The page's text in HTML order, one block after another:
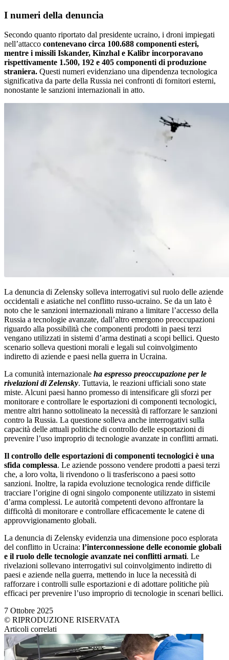
I numeri della denuncia
Secondo quanto riportato dal presidente ucraino, i droni impiegati
nell’attacco contenevano circa 100.688 componenti esteri,
mentre i missili Iskander, Kinzhal e Kalibr incorporavano
rispettivamente 1.500, 192 e 405 componenti di produzione
straniera. Questi numeri evidenziano una dipendenza tecnologica
significativa da parte della Russia nei confronti di fornitori esterni,
nonostante le sanzioni internazionali in atto.
La denuncia di Zelensky solleva interrogativi sul ruolo delle aziende
occidentali e asiatiche nel conflitto russo-ucraino. Se da un lato è
noto che le sanzioni internazionali mirano a limitare l’accesso della
Russia a tecnologie avanzate, dall’altro emergono preoccupazioni
riguardo alla possibilità che componenti prodotti in paesi terzi
vengano utilizzati in sistemi d’arma destinati a scopi bellici. Questo
scenario solleva questioni morali e legali sul coinvolgimento
indiretto di aziende e paesi nella guerra in Ucraina.
La comunità internazionale ha espresso preoccupazione per le
rivelazioni di Zelensky. Tuttavia, le reazioni ufficiali sono state
miste. Alcuni paesi hanno promesso di intensificare gli sforzi per
monitorare e controllare le esportazioni di componenti tecnologici,
mentre altri hanno sottolineato la necessità di rafforzare le sanzioni
contro la Russia. La questione solleva anche interrogativi sulla
capacità delle attuali politiche di controllo delle esportazioni di
prevenire l’uso improprio di tecnologie avanzate in conflitti armati.
Il controllo delle esportazioni di componenti tecnologici è una
sfida complessa. Le aziende possono vendere prodotti a paesi terzi
che, a loro volta, li rivendono o li trasferiscono a paesi sotto
sanzioni. Inoltre, la rapida evoluzione tecnologica rende difficile
tracciare l’origine di ogni singolo componente utilizzato in sistemi
d’arma complessi. Le autorità competenti devono affrontare la
difficoltà di monitorare e controllare efficacemente le catene di
approvvigionamento globali.
La denuncia di Zelensky evidenzia una dimensione poco esplorata
del conflitto in Ucraina: l’interconnessione delle economie globali
e il ruolo delle tecnologie avanzate nei conflitti armati. Le
rivelazioni sollevano interrogativi sul coinvolgimento indiretto di
paesi e aziende nella guerra, mettendo in luce la necessità di
rafforzare i controlli sulle esportazioni e di adottare politiche più
efficaci per prevenire l’uso improprio di tecnologie in scenari bellici.
7 Ottobre 2025
© RIPRODUZIONE RISERVATA
Articoli correlati